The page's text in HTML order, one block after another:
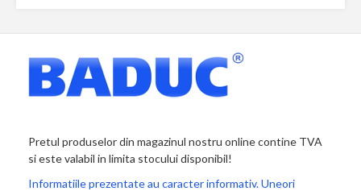
Pretul produselor din magazinul nostru online contine TVA
si este valabil in limita stocului disponibil!
Informatiile prezentate au caracter informativ. Uneori